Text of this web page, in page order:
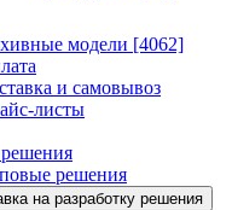
модели [4062]
и самовывоз
листы
решения
на разработку решения